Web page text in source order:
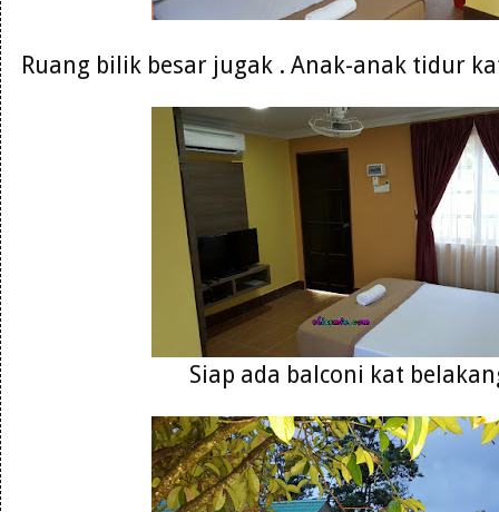
Ruang bilik besar jugak . Anak-anak tidur
Siap ada balconi kat